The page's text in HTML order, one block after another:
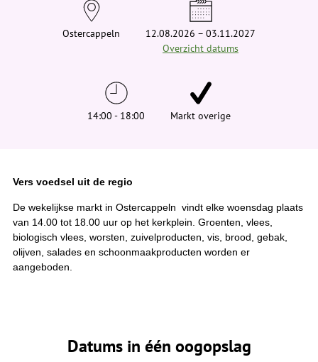
e
Ostercappeln
12.08.2026 – 03.11.2027
Overzicht datums
14:00 - 18:00 Markt overige
Vers voedsel uit de regio
De wekelijkse markt in Ostercappeln vindt elke woensdag plaats
van 14.00 tot 18.00 uur op het kerkplein. Groenten, vlees,
biologisch vlees, worsten, zuivelproducten, vis, brood, gebak,
olijven, salades en schoonmaakproducten worden er
aangeboden.
Datums in één oogopslag